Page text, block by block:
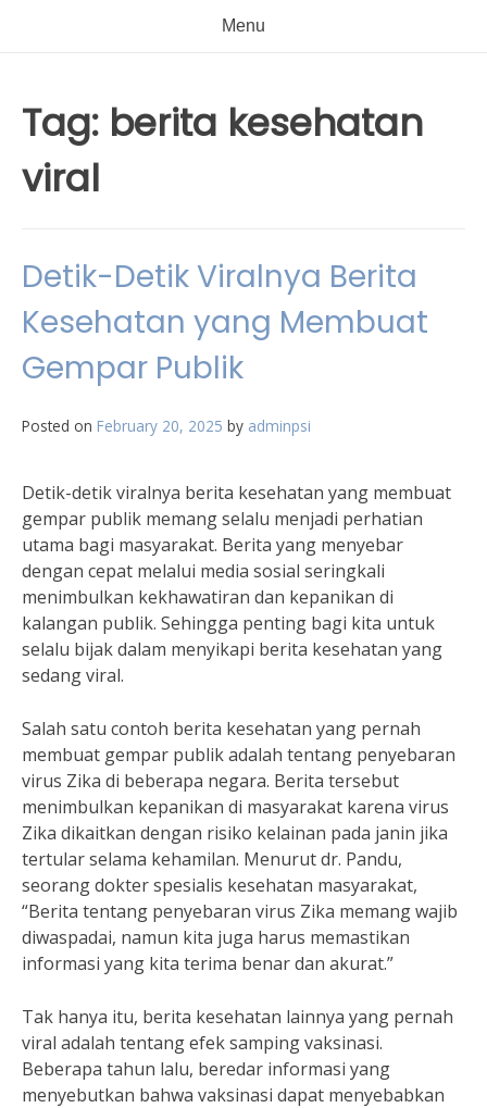
Menu
Tag: berita kesehatan
viral
Detik-Detik Viralnya Berita
Kesehatan yang Membuat
Gempar Publik
Posted on February 20, 2025 by adminpsi
Detik-detik viralnya berita kesehatan yang membuat
gempar publik memang selalu menjadi perhatian
utama bagi masyarakat. Berita yang menyebar
dengan cepat melalui media sosial seringkali
menimbulkan kekhawatiran dan kepanikan di
kalangan publik. Sehingga penting bagi kita untuk
selalu bijak dalam menyikapi berita kesehatan yang
sedang viral.
Salah satu contoh berita kesehatan yang pernah
membuat gempar publik adalah tentang penyebaran
virus Zika di beberapa negara. Berita tersebut
menimbulkan kepanikan di masyarakat karena virus
Zika dikaitkan dengan risiko kelainan pada janin jika
tertular selama kehamilan. Menurut dr. Pandu,
seorang dokter spesialis kesehatan masyarakat,
“Berita tentang penyebaran virus Zika memang wajib
diwaspadai, namun kita juga harus memastikan
informasi yang kita terima benar dan akurat.”
Tak hanya itu, berita kesehatan lainnya yang pernah
viral adalah tentang efek samping vaksinasi.
Beberapa tahun lalu, beredar informasi yang
menyebutkan bahwa vaksinasi dapat menyebabkan